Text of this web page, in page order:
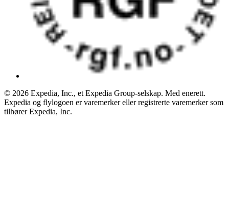
© 2026 Expedia, Inc., et Expedia Group-selskap. Med enerett.
Expedia og flylogoen er varemerker eller registrerte varemerker som
tilhører Expedia, Inc.